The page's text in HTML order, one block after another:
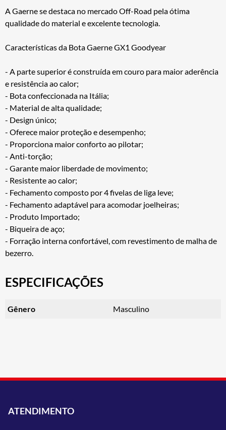
A Gaerne se destaca no mercado Off-Road pela ótima
qualidade do material e excelente tecnologia.
Características da Bota Gaerne GX1 Goodyear
- A parte superior é construída em couro para maior aderência
e resistência ao calor;
- Bota confeccionada na Itália;
- Material de alta qualidade;
- Design único;
- Oferece maior proteção e desempenho;
- Proporciona maior conforto ao pilotar;
- Anti-torção;
- Garante maior liberdade de movimento;
- Resistente ao calor;
- Fechamento composto por 4 fivelas de liga leve;
- Fechamento adaptável para acomodar joelheiras;
- Produto Importado;
- Biqueira de aço;
- Forração interna confortável, com revestimento de malha de
bezerro.
ESPECIFICAÇÕES
Gênero Masculino
ATENDIMENTO